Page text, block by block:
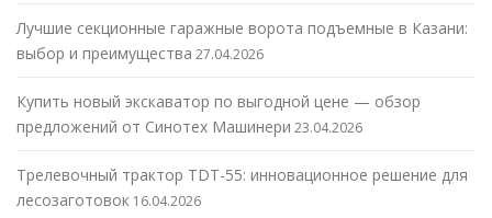
Лучшие секционные гаражные ворота подъемные в Казани:
выбор и преимущества 27.04.2026
Купить новый экскаватор по выгодной цене — обзор
предложений от Синотех Машинери 23.04.2026
Трелевочный трактор TDT-55: инновационное решение для
лесозаготовок 16.04.2026